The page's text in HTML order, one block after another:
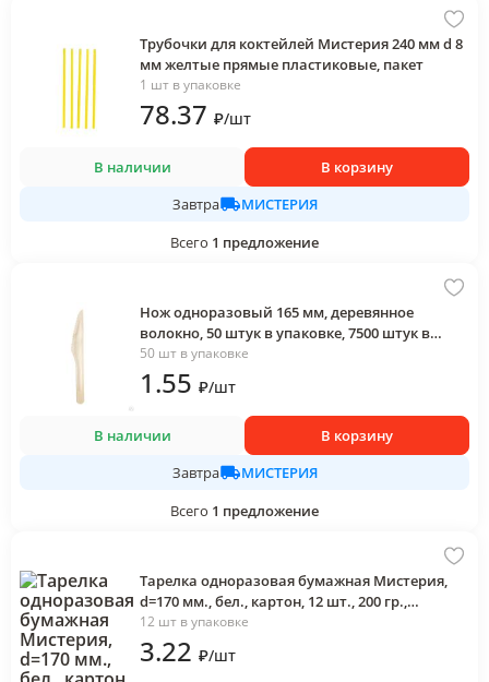
Трубочки для коктейлей Мистерия 240 мм d 8
мм желтые прямые пластиковые, пакет
1 шт в упаковке
78.37 ₽/шт
В наличии
В корзину
Завтра
МИСТЕРИЯ
Всего 1 предложение
Нож одноразовый 165 мм, деревянное
волокно, 50 штук в упаковке, 7500 штук в
коробке, 50 шт
50 шт в упаковке
1.55 ₽/шт
В наличии
В корзину
Завтра
МИСТЕРИЯ
Всего 1 предложение
Тарелка одноразовая бумажная Мистерия,
d=170 мм., бел., картон, 12 шт., 200 гр.,
пластиковый пакет
12 шт в упаковке
3.22 ₽/шт